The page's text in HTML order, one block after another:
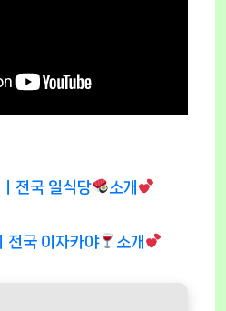
ㅣ전국 일식당 소개
ㅣ전국 이자카야 소개